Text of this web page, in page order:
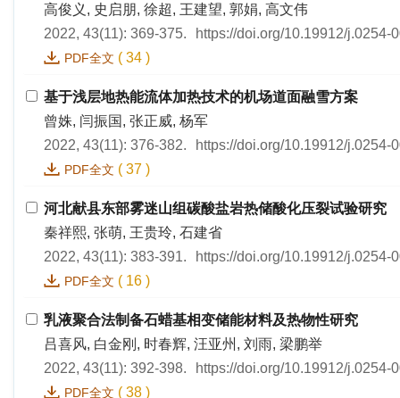
高俊义, 史启朋, 徐超, 王建望, 郭娟, 高文伟
2022, 43(11): 369-375.
https://doi.org/10.19912/j.0254-
PDF全文 ( 34 )
基于浅层地热能流体加热技术的机场道面融雪方案
曾姝, 闫振国, 张正威, 杨军
2022, 43(11): 376-382.
https://doi.org/10.19912/j.0254-
PDF全文 ( 37 )
河北献县东部雾迷山组碳酸盐岩热储酸化压裂试验研究
秦祥熙, 张萌, 王贵玲, 石建省
2022, 43(11): 383-391.
https://doi.org/10.19912/j.0254-
PDF全文 ( 16 )
乳液聚合法制备石蜡基相变储能材料及热物性研究
吕喜风, 白金刚, 时春辉, 汪亚州, 刘雨, 梁鹏举
2022, 43(11): 392-398.
https://doi.org/10.19912/j.0254-
PDF全文 ( 38 )